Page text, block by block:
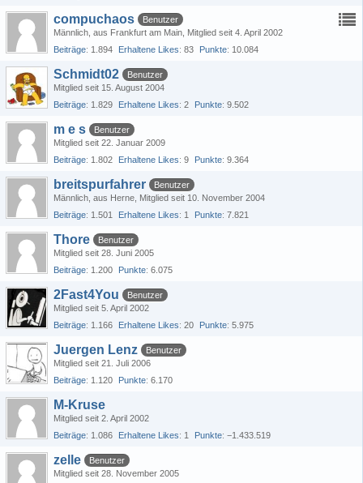
compuchaos
Benutzer
Männlich aus Frankfurt am Main Mitglied seit 4. April 2002
Beiträge 1.894 Erhaltene Likes 83 Punkte 10.084
Schmidt02
Benutzer
Mitglied seit 15. August 2004
Beiträge 1.829 Erhaltene Likes 2 Punkte 9.502
m e s
Benutzer
Mitglied seit 22. Januar 2009
Beiträge 1.802 Erhaltene Likes 9 Punkte 9.364
breitspurfahrer
Benutzer
Männlich aus Herne Mitglied seit 10. November 2004
Beiträge 1.501 Erhaltene Likes 1 Punkte 7.821
Thore
Benutzer
Mitglied seit 28. Juni 2005
Beiträge 1.200 Punkte 6.075
2Fast4You
Benutzer
Mitglied seit 5. April 2002
Beiträge 1.166 Erhaltene Likes 20 Punkte 5.975
Juergen Lenz
Benutzer
Mitglied seit 21. Juli 2006
Beiträge 1.120 Punkte 6.170
M-Kruse
Mitglied seit 2. April 2002
Beiträge 1.086 Erhaltene Likes 1 Punkte −1.433.519
zelle
Benutzer
Mitglied seit 28. November 2005